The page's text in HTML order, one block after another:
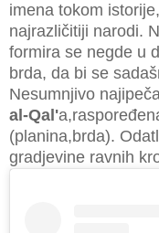
imena tokom
najrazličitiji narodi.
formira se negde u
brda, da bi se
Nesumnjivo
al-Qal'
(planina,brda).
gradjevine ravnih